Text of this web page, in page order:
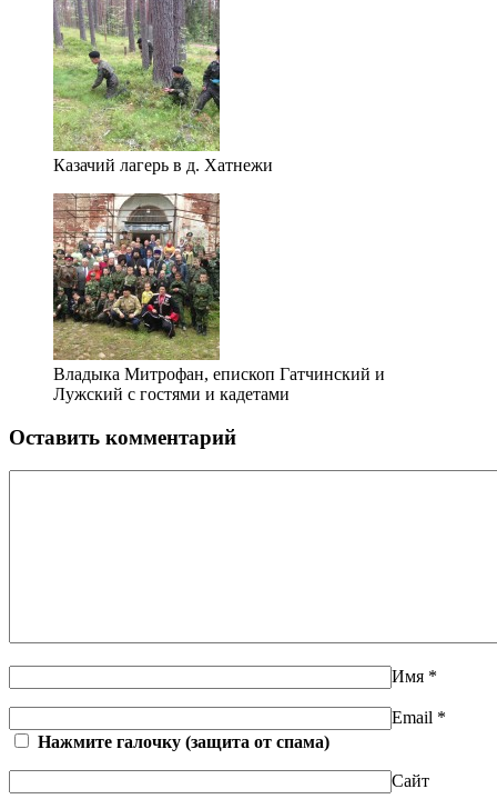
Казачий лагерь в д. Хатнежи
Владыка Митрофан, епископ Гатчинский и
Лужский с гостями и кадетами
Оставить комментарий
Имя *
Email *
Нажмите галочку (защита от спама)
Сайт